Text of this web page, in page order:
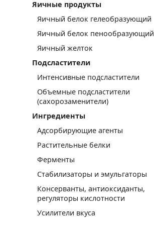
Яичные продукты
Яичный белок гелеобразующий
Яичный белок пенообразующий
Яичный желток
Подсластители
Интенсивные подсластители
Объемные подсластители
(сахорозаменители)
Ингредиенты
Адсорбирующие агенты
Растительные белки
Ферменты
Стабилизаторы и эмульгаторы
Консерванты, антиоксиданты,
регуляторы кислотности
Усилители вкуса